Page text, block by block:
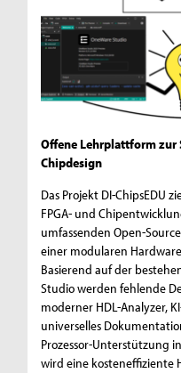
Offene Lehrplattform zur
Chipdesign
Das Projekt DI-ChipsEDU
FPGA- und
umfassenden Open-
einer modularen
Basierend auf der
Studio werden fehlende
moderner HDL-Analyzer,
universelles
Prozessor-Unterstützung
wird eine kosteneffiziente